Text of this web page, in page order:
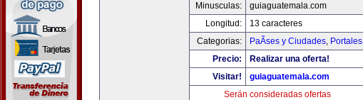
Minusculas:
guiaguatemala.com
Longitud:
13 caracteres
Categorias:
PaÃ­ses y Ciudades, Portales
Precio:
Realizar una oferta!
Visitar!
guiaguatemala.com
Serán consideradas ofertas